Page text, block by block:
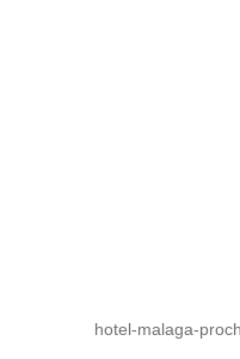
hotel-malaga-